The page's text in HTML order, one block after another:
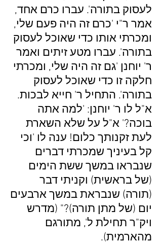
לעסוק בתורה'. עברו כרם אחד,
אמר ר"י 'כרם זה היה פעם שלי,
ומכרתי אותו כדי שאוכל לעסוק
בתורה'. עברו מטע זיתים ואמר
ר' יוחנן 'גם זה היה שלי, ומכרתי
חלקה זו כדי שאוכל לעסוק
בתורה'. התחיל ר' חייא לבכות.
א"ל לו ר' יוחנן: 'למה אתה
בוכה?' א"ל על שלא השארת
לעת זקנותך כלום! ענה לו 'וכי
קל בעיניך שמכרתי דברים
שנבראו במשך ששת הימים
(של בראשית) וקניתי דבר
(תורה) שנבראת במשך ארבעים
יום (של מתן תורה)?" (מדרש
ויק"ר תחילת ל', מתורגם
מהארמית).